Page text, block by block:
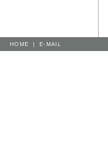
HOME | E-MAIL